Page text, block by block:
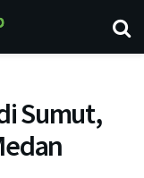
Sumut,